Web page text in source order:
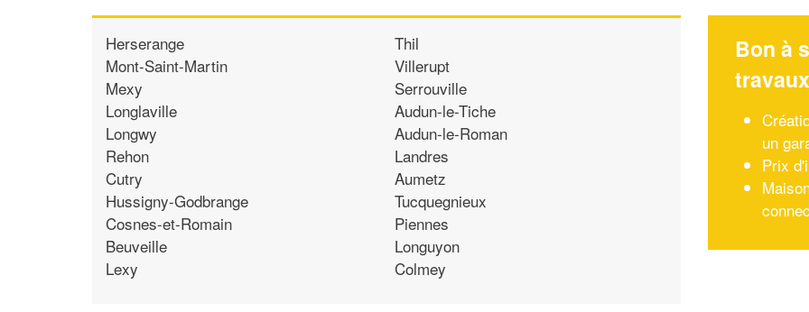
Herserange
Mont-Saint-Martin
Mexy
Longlaville
Longwy
Rehon
Cutry
Hussigny-Godbrange
Cosnes-et-Romain
Beuveille
Lexy
Thil
Villerupt
Serrouville
Audun-le-Tiche
Audun-le-Roman
Landres
Aumetz
Tucquegnieux
Piennes
Longuyon
Colmey
Bon à
travaux
un
Prix